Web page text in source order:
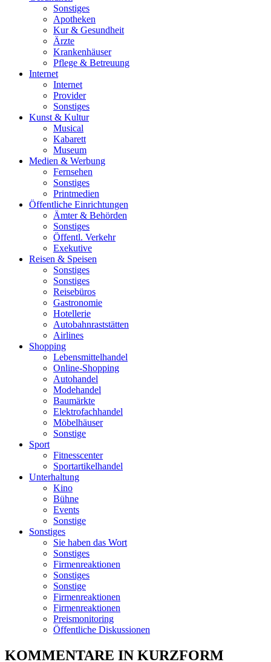
Sonstiges
Apotheken
Kur & Gesundheit
Ärzte
Krankenhäuser
Pflege & Betreuung
Internet
Internet
Provider
Sonstiges
Kunst & Kultur
Musical
Kabarett
Museum
Medien & Werbung
Fernsehen
Sonstiges
Printmedien
Öffentliche Einrichtungen
Ämter & Behörden
Sonstiges
Öffentl. Verkehr
Exekutive
Reisen & Speisen
Sonstiges
Sonstiges
Reisebüros
Gastronomie
Hotellerie
Autobahnraststätten
Airlines
Shopping
Lebensmittelhandel
Online-Shopping
Autohandel
Modehandel
Baumärkte
Elektrofachhandel
Möbelhäuser
Sonstige
Sport
Fitnesscenter
Sportartikelhandel
Unterhaltung
Kino
Bühne
Events
Sonstige
Sonstiges
Sie haben das Wort
Sonstiges
Firmenreaktionen
Sonstiges
Sonstige
Firmenreaktionen
Firmenreaktionen
Preismonitoring
Öffentliche Diskussionen
KOMMENTARE IN KURZFORM